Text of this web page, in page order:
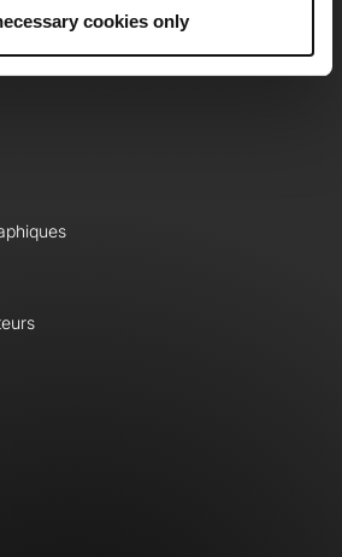
cookies only